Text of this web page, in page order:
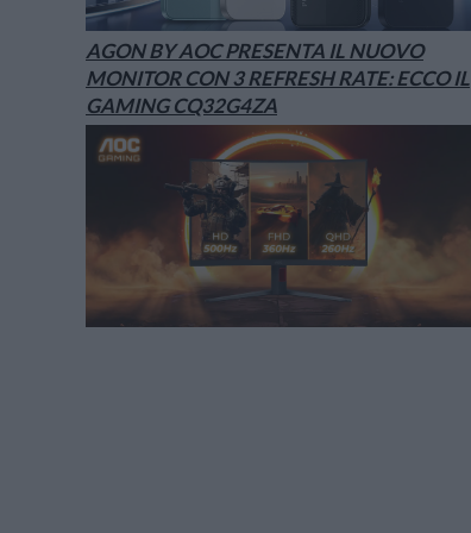
AGON BY AOC PRESENTA IL NUOVO
MONITOR CON 3 REFRESH RATE: ECCO IL
GAMING CQ32G4ZA